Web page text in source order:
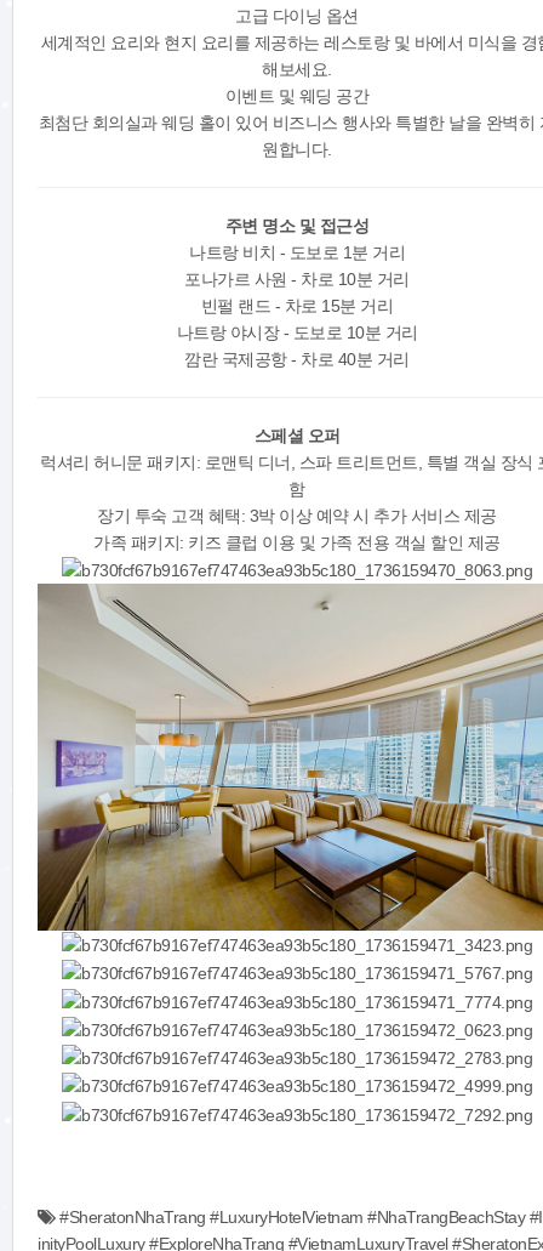
고급 다이닝 옵션
세계적인 요리와 현지 요리를 제공하는 레스토랑 및 바에서 미식을 경
해보세요.
이벤트 및 웨딩 공간
최첨단 회의실과 웨딩 홀이 있어 비즈니스 행사와 특별한 날을 완벽히
원합니다.
주변 명소 및 접근성
나트랑 비치 - 도보로 1분 거리
포나가르 사원 - 차로 10분 거리
빈펄 랜드 - 차로 15분 거리
나트랑 야시장 - 도보로 10분 거리
깜란 국제공항 - 차로 40분 거리
스페셜 오퍼
럭셔리 허니문 패키지: 로맨틱 디너, 스파 트리트먼트, 특별 객실 장식
함
장기 투숙 고객 혜택: 3박 이상 예약 시 추가 서비스 제공
가족 패키지: 키즈 클럽 이용 및 가족 전용 객실 할인 제공
#SheratonNhaTrang #LuxuryHotelVietnam #NhaTrangBeachStay
inityPoolLuxury #ExploreNhaTrang #VietnamLuxuryTravel